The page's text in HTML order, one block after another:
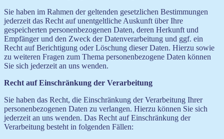
Sie haben im Rahmen der geltenden gesetzlichen Bestimmungen
jederzeit das Recht auf unentgeltliche Auskunft über Ihre
gespeicherten personenbezogenen Daten, deren Herkunft und
Empfänger und den Zweck der Datenverarbeitung und ggf. ein
Recht auf Berichtigung oder Löschung dieser Daten. Hierzu sowie
zu weiteren Fragen zum Thema personenbezogene Daten können
Sie sich jederzeit an uns wenden.
Recht auf Einschränkung der Verarbeitung
Sie haben das Recht, die Einschränkung der Verarbeitung Ihrer
personenbezogenen Daten zu verlangen. Hierzu können Sie sich
jederzeit an uns wenden. Das Recht auf Einschränkung der
Verarbeitung besteht in folgenden Fällen: